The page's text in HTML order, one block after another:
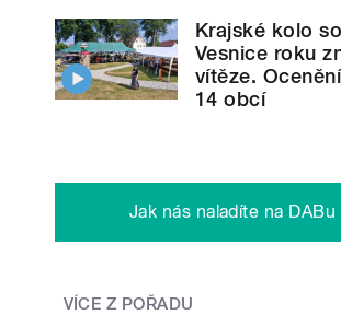
Krajské kolo
Vesnice roku
vítěze.
14 obcí
Jak nás naladíte na DABu
VÍCE Z POŘADU